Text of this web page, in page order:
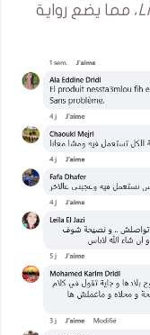
، مما يضع رواية